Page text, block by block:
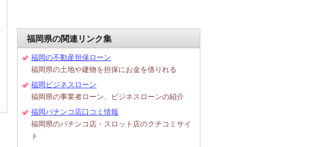
福岡県の関連リンク集
福岡の不動産担保ローン
福岡県の土地や建物を担保にお金を借りれる
福岡ビジネスローン
福岡県の事業者ローン、ビジネスローンの紹介
福岡パチンコ店口コミ情報
福岡県のパチンコ店・スロット店のクチコミサイ
ト